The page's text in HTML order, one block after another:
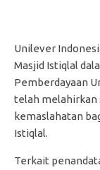
Unilever
Masjid Istiqlal
Pemberdayaan
telah melahirkan
kemaslahatan
Istiqlal.
Terkait